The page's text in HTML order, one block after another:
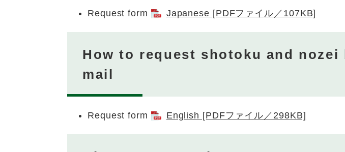
Request form Japanese [PDFファイル／107KB]
How to request shotoku and nozei
mail
Request form English [PDFファイル／298KB]